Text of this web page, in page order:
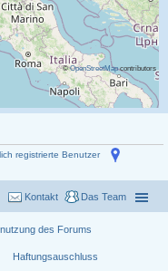
©OpenStreetMapcontributors
registrierte Benutzer
Das Team
Kontakt
des Forums
Haftungsauschluss